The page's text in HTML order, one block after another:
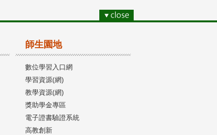
師生園地
數位學習入口網
學習資源(網)
教學資源(網)
獎助學金專區
電子證書驗證系統
高教創新